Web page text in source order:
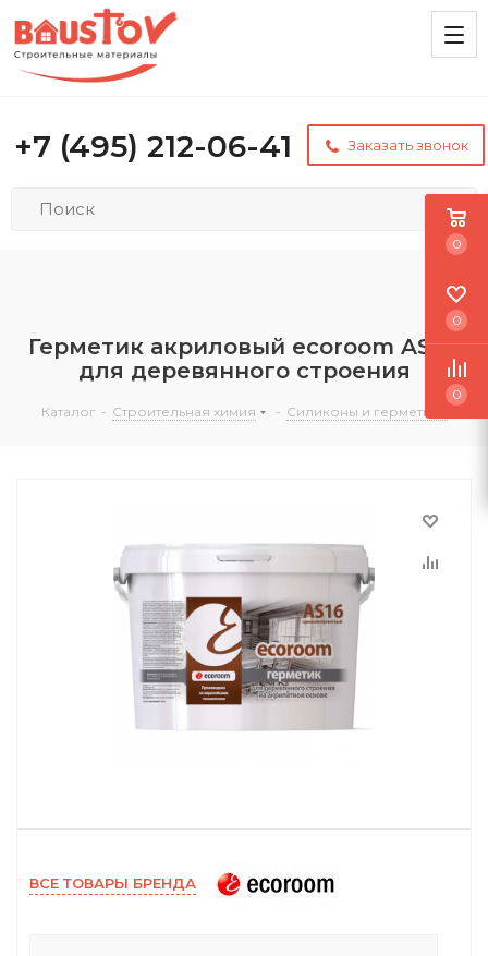
+7 (495) 212-06-41 Заказать звонок
Герметик акриловый ecoroom AS 16
для деревянного строения
Каталог - Строительная химия - Силиконы и герметики
ВСЕ ТОВАРЫ БРЕНДА
0
0
0